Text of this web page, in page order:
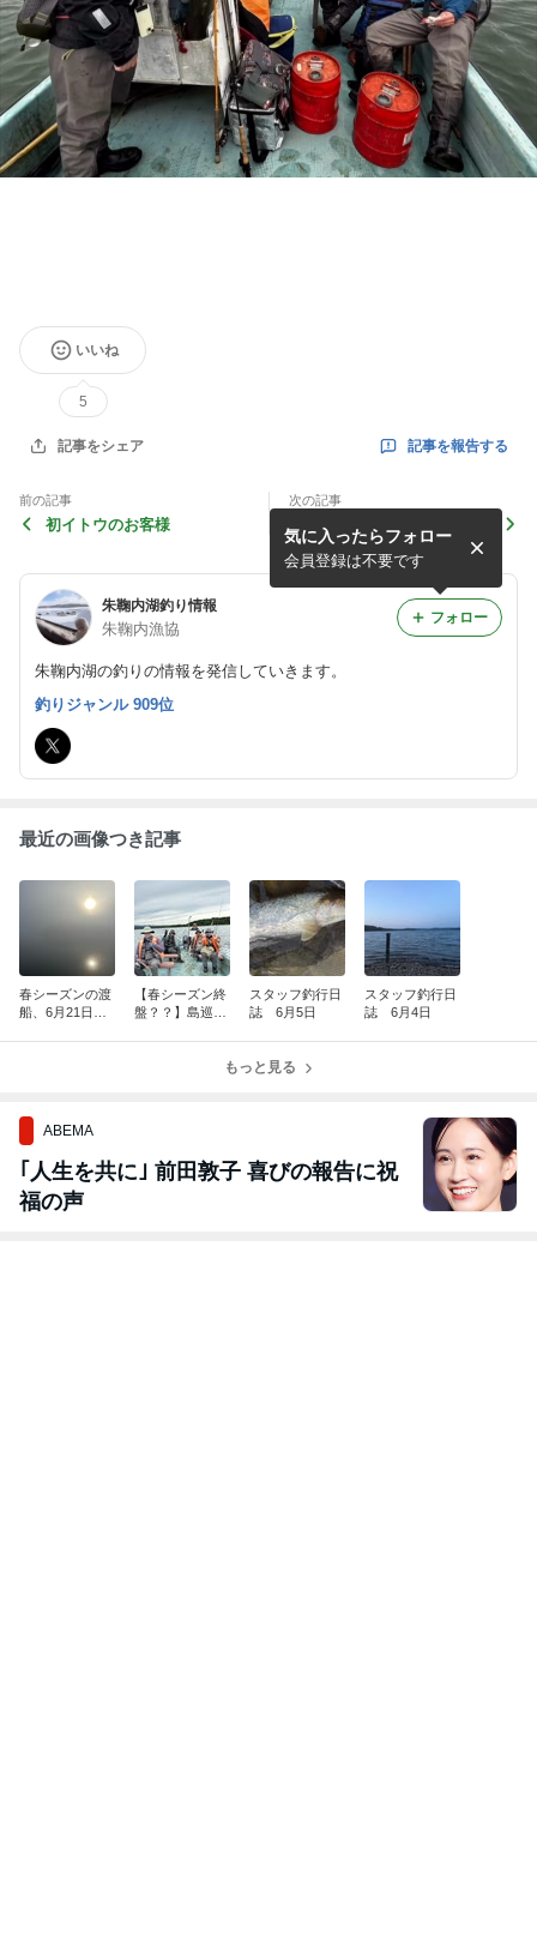
いいね
5
記事をシェア 記事を報告する
前の記事
初イトウのお客様
次の記事
さむーい一日。釣果も渋い。
朱鞠内湖釣り情報
朱鞠内漁協
朱鞠内湖の釣りの情報を発信していきます。
気に入ったらフォロー
会員登録は不要です
フォロー
釣りジャンル 909位
最近の画像つき記事
春シーズンの渡
船、6月21日
【春シーズン終
盤？？】島巡り
スタッフ釣行日
誌 6月5日
スタッフ釣行日
誌 6月4日
もっと見る
ABEMA
｢人生を共に｣ 前田敦子 喜びの報告に祝
福の声